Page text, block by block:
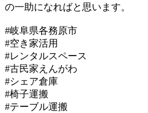
の一助になればと思います。
#岐阜県各務原市
#空き家活用
#レンタルスペース
#古民家えんがわ
#シェア倉庫
#椅子運搬
#テーブル運搬